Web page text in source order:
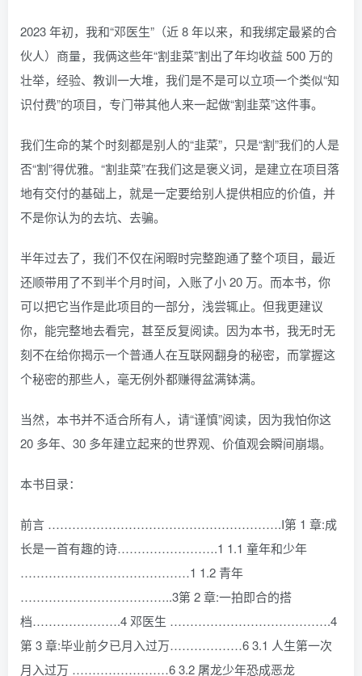
2023 年初，我和“邓医生”（近 8 年以来，和我绑定最紧的合
伙人）商量，我俩这些年“割韭菜”割出了年均收益 500 万的
壮举，经验、教训一大堆，我们是不是可以立项一个类似“知
识付费”的项目，专门带其他人来一起做“割韭菜”这件事。
我们生命的某个时刻都是别人的“韭菜”，只是“割”我们的人是
否“割”得优雅。“割韭菜”在我们这是褒义词，是建立在项目落
地有交付的基础上，就是一定要给别人提供相应的价值，并
不是你认为的去坑、去骗。
半年过去了，我们不仅在闲暇时完整跑通了整个项目，最近
还顺带用了不到半个月时间，入账了小 20 万。而本书，你
可以把它当作是此项目的一部分，浅尝辄止。但我更建议
你，能完整地去看完，甚至反复阅读。因为本书，我无时无
刻不在给你揭示一个普通人在互联网翻身的秘密，而掌握这
个秘密的那些人，毫无例外都赚得盆满钵满。
当然，本书并不适合所有人，请“谨慎”阅读，因为我怕你这
20 多年、30 多年建立起来的世界观、价值观会瞬间崩塌。
本书目录：
前言 ………………………………………………….I第 1 章:成
长是一首有趣的诗…………………….1 1.1 童年和少年
……………………………………1 1.2 青年
………………………………..3第 2 章:一拍即合的搭
档………………….4 邓医生 ………………………………….4
第 3 章:毕业前夕已月入过万………………6 3.1 人生第一次
月入过万 ……………………6 3.2 屠龙少年恐成恶龙